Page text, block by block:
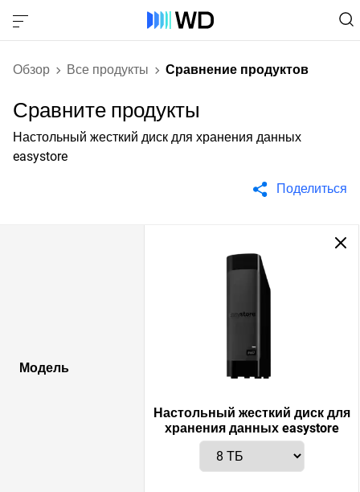
Обзор Все продукты Сравнение продуктов
Сравните продукты
Настольный жесткий диск для хранения данных
easystore
Поделиться
Модель
Настольный жесткий диск для
хранения данных easystore